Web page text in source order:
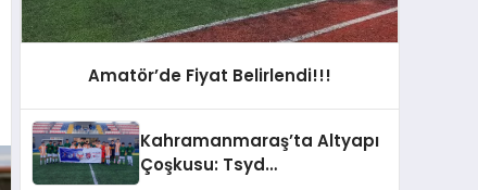
Amatör’de Fiyat Belirlendi!!!
Kahramanmaraş’ta Altyapı
Çoşkusu: Tsyd